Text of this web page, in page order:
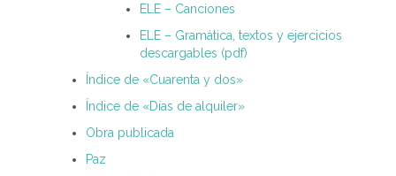
ELE – Canciones
ELE – Gramática, textos y ejercicios
descargables (pdf)
Índice de «Cuarenta y dos»
Índice de «Días de alquiler»
Obra publicada
Paz